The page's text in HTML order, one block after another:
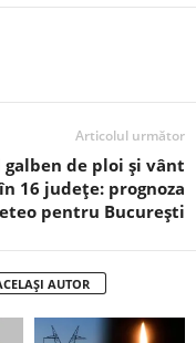
Articolul următor
galben de ploi și vânt
în 16 județe: prognoza
pentru București
AUTOR